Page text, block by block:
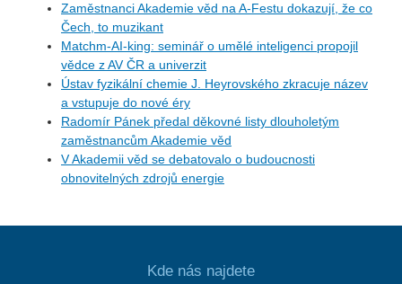
Zaměstnanci Akademie věd na A-Festu dokazují, že co
Čech, to muzikant
Matchm-AI-king: seminář o umělé inteligenci propojil
vědce z AV ČR a univerzit
Ústav fyzikální chemie J. Heyrovského zkracuje název
a vstupuje do nové éry
Radomír Pánek předal děkovné listy dlouholetým
zaměstnancům Akademie věd
V Akademii věd se debatovalo o budoucnosti
obnovitelných zdrojů energie
Kde nás najdete